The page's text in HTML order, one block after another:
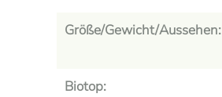
Größe/Gewicht/Aussehen:
Biotop: